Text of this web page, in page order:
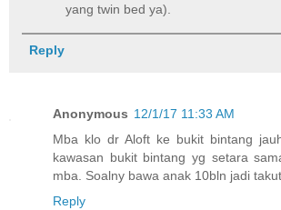
yang twin bed ya).
Reply
Anonymous 12/1/17 11:33 AM
Mba klo dr Aloft ke bukit bintang
kawasan bukit bintang yg setara
mba. Soalny bawa anak 10bln jadi
Reply